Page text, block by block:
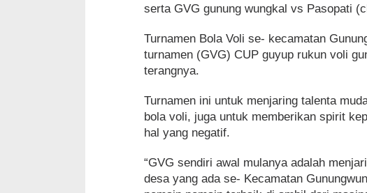
serta GVG gunung wungkal vs Pasopati
Turnamen Bola Voli se- kecamatan
turnamen (GVG) CUP guyup rukun voli
terangnya.
Turnamen ini untuk menjaring talenta
bola voli, juga untuk memberikan spirit
hal yang negatif.
“GVG sendiri awal mulanya adalah
desa yang ada se- Kecamatan